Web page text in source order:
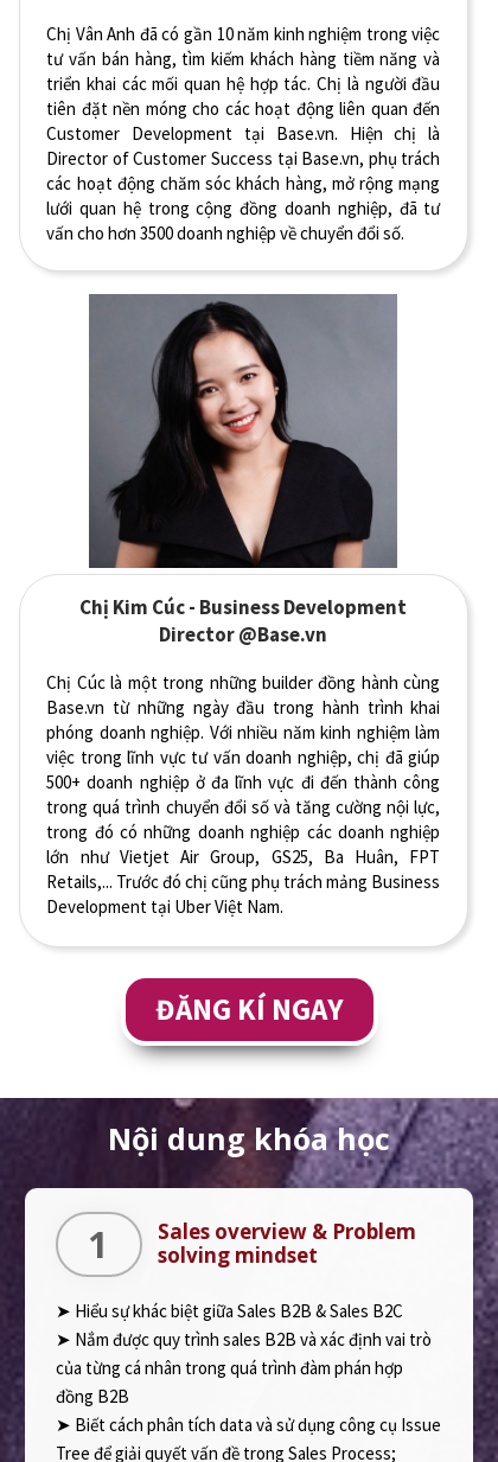
Chị Vân Anh đã có gần 10 năm kinh nghiệm trong việc
tư vấn bán hàng, tìm kiếm khách hàng tiềm năng và
triển khai các mối quan hệ hợp tác. Chị là người đầu
tiên đặt nền móng cho các hoạt động liên quan đến
Customer Development tại Base.vn. Hiện chị là
Director of Customer Success tại Base.vn, phụ trách
các hoạt động chăm sóc khách hàng, mở rộng mạng
lưới quan hệ trong cộng đồng doanh nghiệp, đã tư
vấn cho hơn 3500 doanh nghiệp về chuyển đổi số.
Chị Cúc là một trong những builder đồng hành cùng
Base.vn từ những ngày đầu trong hành trình khai
phóng doanh nghiệp. Với nhiều năm kinh nghiệm làm
việc trong lĩnh vực tư vấn doanh nghiệp, chị đã giúp
500+ doanh nghiệp ở đa lĩnh vực đi đến thành công
trong quá trình chuyển đổi số và tăng cường nội lực,
trong đó có những doanh nghiệp các doanh nghiệp
lớn như Vietjet Air Group, GS25, Ba Huân, FPT
Retails,... Trước đó chị cũng phụ trách mảng Business
Development tại Uber Việt Nam.
Chị Kim Cúc - Business Development
Director @Base.vn
ĐĂNG KÍ NGAY
Nội dung khóa học
Sales overview & Problem
solving mindset
➤ Hiểu sự khác biệt giữa Sales B2B & Sales B2C
➤ Nắm được quy trình sales B2B và xác định vai trò
của từng cá nhân trong quá trình đàm phán hợp
đồng B2B
➤ Biết cách phân tích data và sử dụng công cụ Issue
Tree để giải quyết vấn đề trong Sales Process;
1